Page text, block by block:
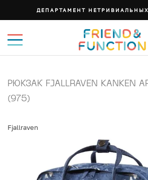
ДЕПАРТАМЕНТ
РЮКЗАК FJALLRAVEN KANKEN
(975)
Fjallraven